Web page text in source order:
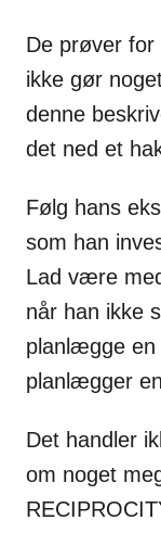
De prøver for
ikke gør
denne
det ned et
Følg hans
som han
Lad være
når han ikke
planlægge en
planlægger
Det handler
om noget